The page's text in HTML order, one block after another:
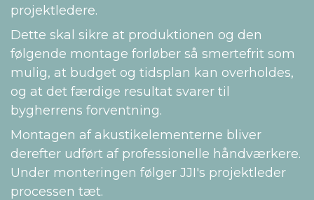
projektledere.
Dette skal sikre at produktionen og den
følgende montage forløber så smertefrit som
mulig, at budget og tidsplan kan overholdes,
og at det færdige resultat svarer til
bygherrens forventning.
Montagen af akustikelementerne bliver
derefter udført af professionelle håndværkere.
Under monteringen følger JJI's projektleder
processen tæt.